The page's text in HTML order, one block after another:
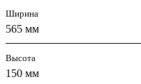
Ширина
565 мм
Высота
150 мм